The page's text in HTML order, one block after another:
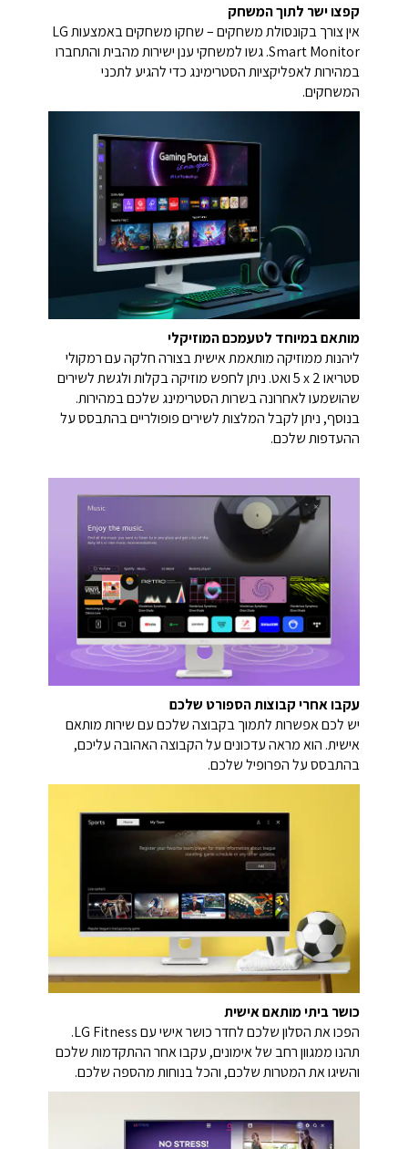
קפצו ישר לתוך המשחק
אין צורך בקונסולת משחקים – שחקו משחקים באמצעות LG
Smart Monitor. גשו למשחקי ענן ישירות מהבית והתחברו
במהירות לאפליקציות הסטרימינג כדי להגיע לתכני
המשחקים.
מותאם במיוחד לטעמכם המוזיקלי
ליהנות ממוזיקה מותאמת אישית בצורה חלקה עם רמקולי
סטריאו 2 x‏ 5 ואט. ניתן לחפש מוזיקה בקלות ולגשת לשירים
שהושמעו לאחרונה בשרות הסטרימינג שלכם במהירות.
בנוסף, ניתן לקבל המלצות לשירים פופולריים בהתבסס על
ההעדפות שלכם.
עקבו אחרי קבוצות הספורט שלכם
יש לכם אפשרות לתמוך בקבוצה שלכם עם שירות מותאם
אישית. הוא מראה עדכונים על הקבוצה האהובה עליכם,
בהתבסס על הפרופיל שלכם.
כושר ביתי מותאם אישית
הפכו את הסלון שלכם לחדר כושר אישי עם LG Fitness.
תהנו ממגוון רחב של אימונים, עקבו אחר ההתקדמות שלכם
והשיגו את המטרות שלכם, והכל בנוחות מהספה שלכם.